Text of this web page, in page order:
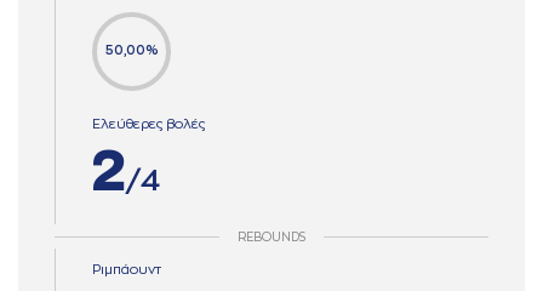
50,00%
Ελεύθερες βολές
2/4
REBOUNDS
Ριμπάουντ